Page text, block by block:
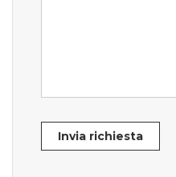
Invia richiesta